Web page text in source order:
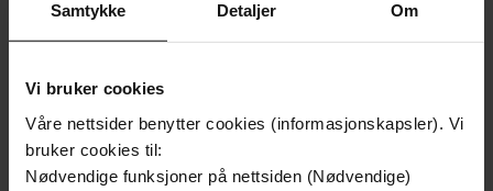
Samtykke Detaljer Om
Vi bruker cookies
Våre nettsider benytter cookies (informasjonskapsler). Vi
bruker cookies til:
Nødvendige funksjoner på nettsiden (Nødvendige)